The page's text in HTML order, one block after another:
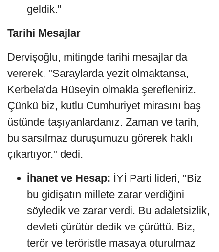
geldik."
Tarihi Mesajlar
Dervişoğlu, mitingde tarihi mesajlar da
vererek, "Saraylarda yezit olmaktansa,
Kerbela'da Hüseyin olmakla şerefleniriz.
Çünkü biz, kutlu Cumhuriyet mirasını baş
üstünde taşıyanlardanız. Zaman ve tarih,
bu sarsılmaz duruşumuzu görerek haklı
çıkartıyor." dedi.
İhanet ve Hesap: İYİ Parti lideri, "Biz
bu gidişatın millete zarar verdiğini
söyledik ve zarar verdi. Bu adaletsizlik,
devleti çürütür dedik ve çürüttü. Biz,
terör ve teröristle masaya oturulmaz